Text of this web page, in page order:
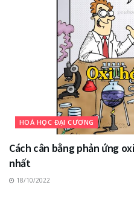
HOÁ HỌC ĐẠI CƯƠNG
Cách cân bằng phản ứng
nhất
18/10/2022